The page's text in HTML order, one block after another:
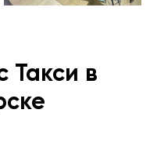
Такси в